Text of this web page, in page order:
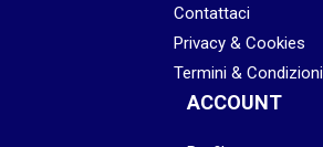
Contattaci
Privacy & Cookies
Termini & Condizioni
ACCOUNT